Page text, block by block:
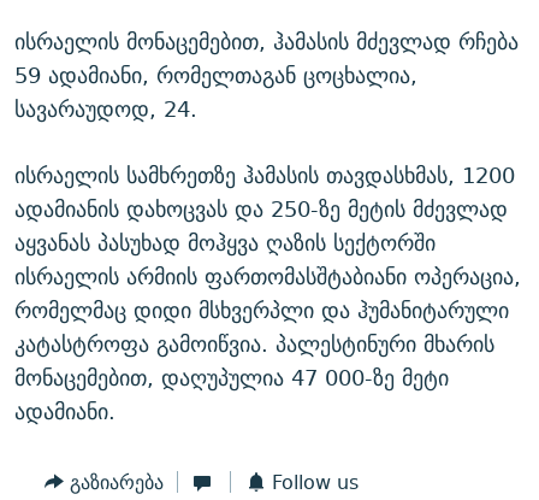
ისრაელის მონაცემებით, ჰამასის მძევლად რჩება
59 ადამიანი, რომელთაგან ცოცხალია,
სავარაუდოდ, 24.
ისრაელის სამხრეთზე ჰამასის თავდასხმას, 1200
ადამიანის დახოცვას და 250-ზე მეტის მძევლად
აყვანას პასუხად მოჰყვა ღაზის სექტორში
ისრაელის არმიის ფართომასშტაბიანი ოპერაცია,
რომელმაც დიდი მსხვერპლი და ჰუმანიტარული
კატასტროფა გამოიწვია. პალესტინური მხარის
მონაცემებით, დაღუპულია 47 000-ზე მეტი
ადამიანი.
გაზიარება Follow us